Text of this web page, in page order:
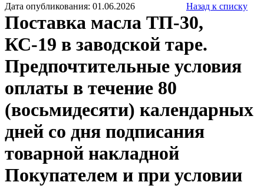
Дата опубликования: 01.06.2026 Назад к списку
Поставка масла ТП-30,
КС-19 в заводской таре.
Предпочтительные условия
оплаты в течение 80
(восьмидесяти) календарных
дней со дня подписания
товарной накладной
Покупателем и при условии